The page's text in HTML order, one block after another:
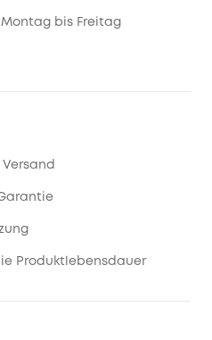
Montag bis Freitag
Produktlebensdauer